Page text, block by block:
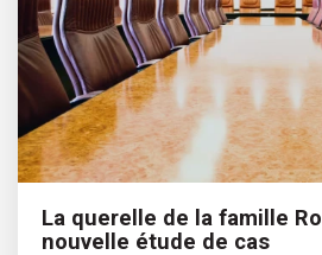
La querelle de la famille
nouvelle étude de cas